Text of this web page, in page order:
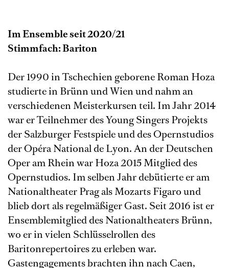
Im Ensemble seit 2020/21
Stimmfach: Bariton
Der 1990 in Tschechien geborene Roman Hoza
studierte in Brünn und Wien und nahm an
verschiedenen Meisterkursen teil. Im Jahr 2014
war er Teilnehmer des Young Singers Projekts
der Salzburger Festspiele und des Opernstudios
der Opéra National de Lyon. An der Deutschen
Oper am Rhein war Hoza 2015 Mitglied des
Opernstudios. Im selben Jahr debütierte er am
Nationaltheater Prag als Mozarts Figaro und
blieb dort als regelmäßiger Gast. Seit 2016 ist er
Ensemblemitglied des Nationaltheaters Brünn,
wo er in vielen Schlüsselrollen des
Baritonrepertoires zu erleben war.
Gastengagements brachten ihn nach Caen,